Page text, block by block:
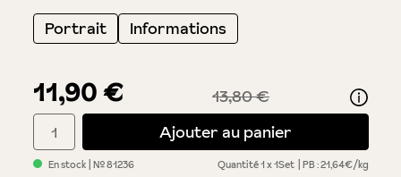
11,90 € 13,80 €
Portrait
Informations
En stock | №81236 Quantité1 x 1Set PB : 21,64€/kg
Quantité de produit : Entrez la quantité souhaitée ou utilisez
Ajouter au panier